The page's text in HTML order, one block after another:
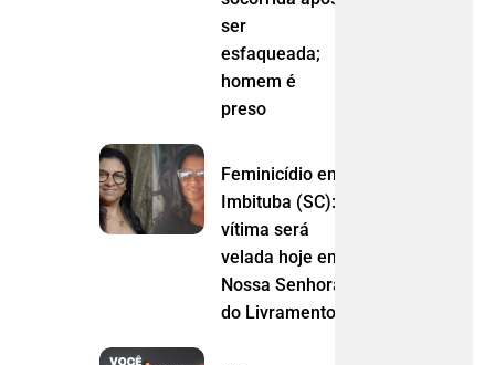
ser
esfaqueada;
homem é
preso
Feminicídio em
Imbituba (SC):
vítima será
velada hoje em
Nossa Senhora
do Livramento (MT)